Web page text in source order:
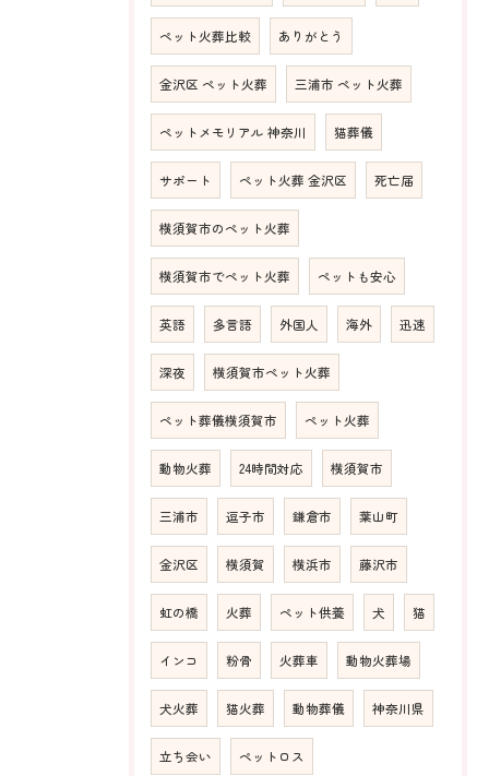
ペット火葬比較 ありがとう
金沢区 ペット火葬 三浦市 ペット火葬
ペットメモリアル 神奈川 猫葬儀
サポート ペット火葬 金沢区 死亡届
横須賀市のペット火葬
横須賀市でペット火葬 ペットも安心
英語 多言語 外国人 海外 迅速
深夜 横須賀市ペット火葬
ペット葬儀横須賀市 ペット火葬
動物火葬 24時間対応 横須賀市
三浦市 逗子市 鎌倉市 葉山町
金沢区 横須賀 横浜市 藤沢市
虹の橋 火葬 ペット供養 犬 猫
インコ 粉骨 火葬車 動物火葬場
犬火葬 猫火葬 動物葬儀 神奈川県
立ち会い ペットロス